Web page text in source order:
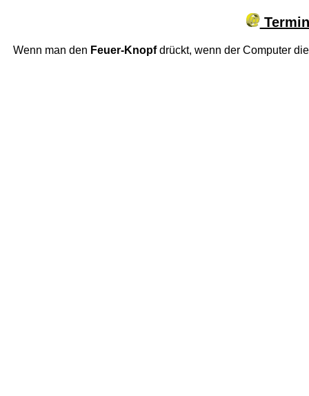
Wenn man den Feuer-Knopfdrückt, wenn der Computer